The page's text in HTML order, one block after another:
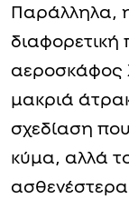
Παράλληλα,
διαφορετική
αεροσκάφος
μακριά
σχεδίαση
κύμα, αλλά